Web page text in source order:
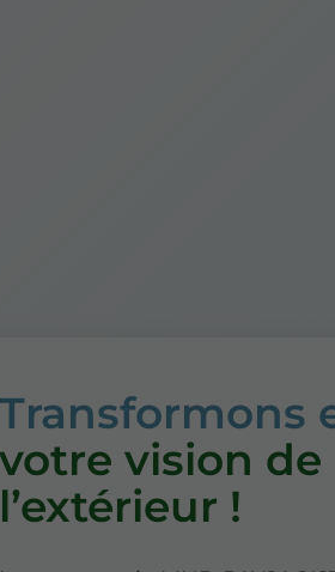
Transformons
votre vision de
l’extérieur !